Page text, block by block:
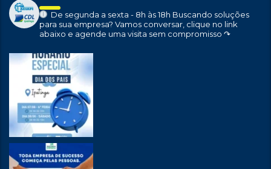
De segunda a sexta - 8h às 18h Buscando soluções
para sua empresa? Vamos conversar, clique no link
abaixo e agende uma visita sem compromisso ↷